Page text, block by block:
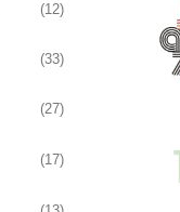
(12)
(33)
(27)
(17)